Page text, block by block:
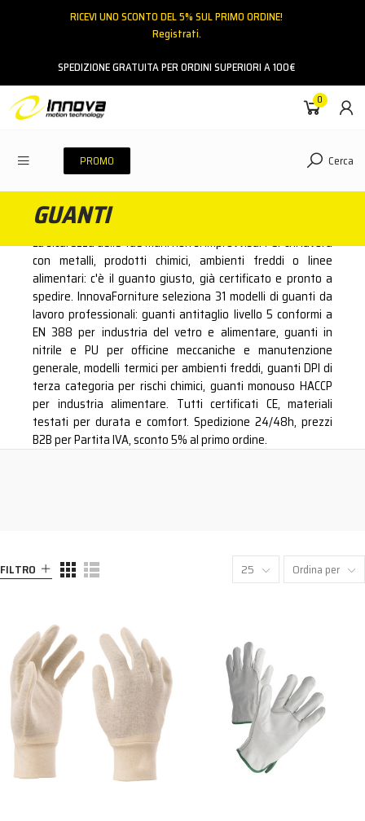
RICEVI UNO SCONTO DEL 5% SUL PRIMO ORDINE!
Registrati.
SPEDIZIONE GRATUITA PER ORDINI SUPERIORI A 100€
0
PROMO Cerca
GUANTI
La sicurezza delle tue mani non si improvvisa. Per chi lavora
con metalli, prodotti chimici, ambienti freddi o linee
alimentari: c'è il guanto giusto, già certificato e pronto a
spedire. InnovaForniture seleziona 31 modelli di guanti da
lavoro professionali: guanti antitaglio livello 5 conformi a
EN 388 per industria del vetro e alimentare, guanti in
nitrile e PU per officine meccaniche e manutenzione
generale, modelli termici per ambienti freddi, guanti DPI di
terza categoria per rischi chimici, guanti monouso HACCP
per industria alimentare. Tutti certificati CE, materiali
testati per durata e comfort. Spedizione 24/48h, prezzi
B2B per Partita IVA, sconto 5% al primo ordine.
FILTRO 25 Ordina per
ACCEDI
Hai dimenticato la password?
NESSUN ACCOUNT CREA UN NUOVO ACCOUNT
Contattaci